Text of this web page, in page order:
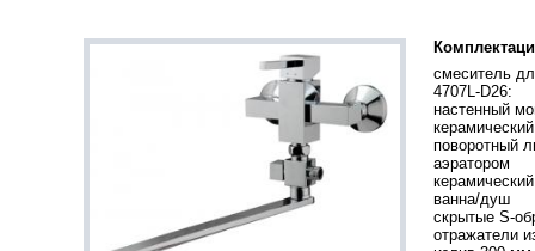
смеситель
4707L-D26:
настенный
поворотный
аэратором
ванна/душ
скрытые S-
отражатели